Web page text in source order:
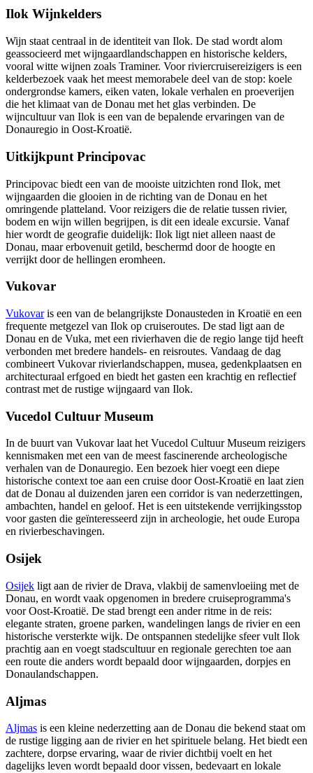
Ilok Wijnkelders
Wijn staat centraal in de identiteit van Ilok. De stad wordt alom
geassocieerd met wijngaardlandschappen en historische kelders,
vooral witte wijnen zoals Traminer. Voor riviercruisereizigers is een
kelderbezoek vaak het meest memorabele deel van de stop: koele
ondergrondse kamers, eiken vaten, lokale verhalen en proeverijen
die het klimaat van de Donau met het glas verbinden. De
wijncultuur van Ilok is een van de bepalende ervaringen van de
Donauregio in Oost-Kroatië.
Uitkijkpunt Principovac
Principovac biedt een van de mooiste uitzichten rond Ilok, met
wijngaarden die glooien in de richting van de Donau en het
omringende platteland. Voor reizigers die de relatie tussen rivier,
bodem en wijn willen begrijpen, is dit een ideale excursie. Vanaf
hier wordt de geografie duidelijk: Ilok ligt niet alleen naast de
Donau, maar erbovenuit getild, beschermd door de hoogte en
verrijkt door de hellingen eromheen.
Vukovar
Vukovaris een van de belangrijkste Donausteden in Kroatië en een
frequente metgezel van Ilok op cruiseroutes. De stad ligt aan de
Donau en de Vuka, met een rivierhaven die de regio lange tijd heeft
verbonden met bredere handels- en reisroutes. Vandaag de dag
combineert Vukovar rivierlandschappen, musea, gedenkplaatsen en
architecturaal erfgoed en biedt het gasten een krachtig en reflectief
contrast met de rustige wijngaard van Ilok.
Vucedol Cultuur Museum
In de buurt van Vukovar laat het Vucedol Cultuur Museum reizigers
kennismaken met een van de meest fascinerende archeologische
verhalen van de Donauregio. Een bezoek hier voegt een diepe
historische context toe aan een cruise door Oost-Kroatië en laat zien
dat de Donau al duizenden jaren een corridor is van nederzettingen,
ambachten, handel en geloof. Het is een uitstekende verrijkingsstop
voor gasten die geïnteresseerd zijn in archeologie, het oude Europa
en rivierbeschavingen.
Osijek
Osijek ligt aan de rivier de Drava, vlakbij de samenvloeiing met de
Donau, en wordt vaak opgenomen in bredere cruiseprogramma's
voor Oost-Kroatië. De stad brengt een ander ritme in de reis:
elegante straten, groene parken, wandelingen langs de rivier en een
historische versterkte wijk. De ontspannen stedelijke sfeer vult Ilok
prachtig aan en voegt stadscultuur en regionale gerechten toe aan
een route die anders wordt bepaald door wijngaarden, dorpjes en
Donaulandschappen.
Aljmas
Aljmas is een kleine nederzetting aan de Donau die bekend staat om
de rustige ligging aan de rivier en het spirituele belang. Het biedt een
zachtere, dorpse ervaring, waar de rivier dichtbij voelt en het
dagelijks leven wordt bepaald door vissen, bedevaart en lokale